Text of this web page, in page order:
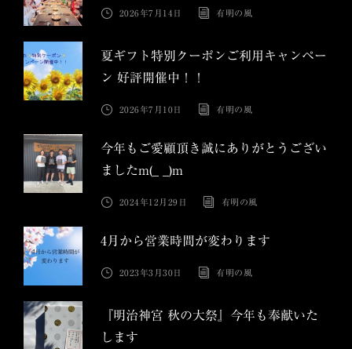
2026年7月14日 有明の風
夏ギフト特別クーポンご利用キャンペー
ン 好評開催中！！
2026年7月10日 有明の風
今年もご愛顧頂き誠にありがとうござい
ましたm(_ _)m
2024年12月29日 有明の風
4月から営業時間が変わります
2023年3月30日 有明の風
『明治神宮 秋の大祭』今年も奉献いた
します